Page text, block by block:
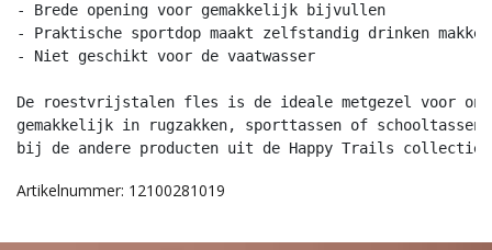
- Brede opening voor gemakkelijk bijvullen
- Praktische sportdop maakt zelfstandig drinken
- Niet geschikt voor de vaatwasser
De roestvrijstalen fles is de ideale metgezel voor
gemakkelijk in rugzakken, sporttassen of
bij de andere producten uit de Happy Trails collectie.
Artikelnummer: 12100281019